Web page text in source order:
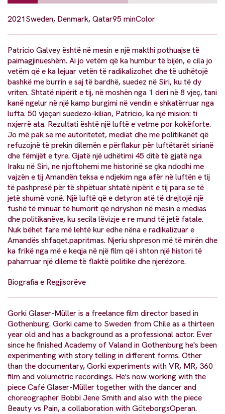
2021Sweden, Denmark, Qatar95 minColor
Patricio Galvey është në mesin e një makthi pothuajse të
paimagjinueshëm. Ai jo vetëm që ka humbur të bijën, e cila jo
vetëm që e ka lejuar vetën të radikalizohet dhe të udhëtojë
bashkë me burrin e saj të bardhë, suedez në Siri, ku të dy
vriten. Shtatë nipërit e tij, në moshën nga 1 deri në 8 vjeç, tani
kanë ngelur në një kamp burgimi në vendin e shkatërruar nga
lufta. 50 vjeçari suedezo-kilian, Patricio, ka një mision: ti
nxjerrë ata. Rezultati është një luftë e vetme por kokëforte.
Jo më pak se me autoritetet, mediat dhe me politikanët që
refuzojnë të prekin dilemën e përflakur për luftëtarët sirianë
dhe fëmijët e tyre. Gjatë një udhëtimi 45 ditë të gjatë nga
Iraku në Siri, ne njoftohemi me historinë se çka ndodhi me
vajzën e tij Amandën teksa e ndjekim nga afër në luftën e tij
të pashpresë për të shpëtuar shtatë nipërit e tij para se të
jetë shumë vonë. Një luftë që e detyron atë të drejtojë një
fushë të minuar të humorit që ndryshon në mesin e medias
dhe politikanëve, ku secila lëvizje e re mund të jetë fatale.
Nuk bëhet fare më lehtë kur edhe nëna e radikalizuar e
Amandës shfaqet.papritmas. Njeriu shpreson më të mirën dhe
ka frikë nga më e keqja në një film që i shton një histori të
paharruar një dileme të flaktë politike dhe njerëzore.
Biografia e Regjisorëve
Gorki Glaser-Müller is a freelance film director based in
Gothenburg. Gorki came to Sweden from Chile as a thirteen
year old and has a background as a professional actor. Ever
since he finished Academy of Valand in Gothenburg he's been
experimenting with story telling in different forms. Other
than the documentary, Gorki experiments with VR, MR, 360
film and volumetric recordings. He's now working with the
piece Café Glaser-Müller together with the dancer and
choreographer Bobbi Jene Smith and also with the piece
Beauty vs Pain, a collaboration with GöteborgsOperan.